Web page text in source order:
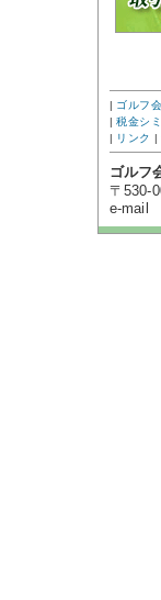
| ゴルフ
|税金シ
| リンク |
ゴルフ
〒530-
e-mail